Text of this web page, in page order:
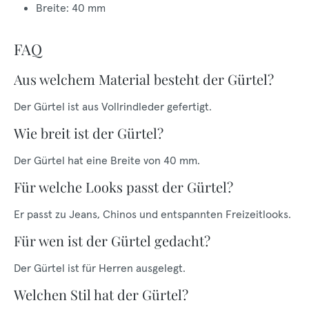
Breite: 40 mm
FAQ
Aus welchem Material besteht der Gürtel?
Der Gürtel ist aus Vollrindleder gefertigt.
Wie breit ist der Gürtel?
Der Gürtel hat eine Breite von 40 mm.
Für welche Looks passt der Gürtel?
Er passt zu Jeans, Chinos und entspannten Freizeitlooks.
Für wen ist der Gürtel gedacht?
Der Gürtel ist für Herren ausgelegt.
Welchen Stil hat der Gürtel?